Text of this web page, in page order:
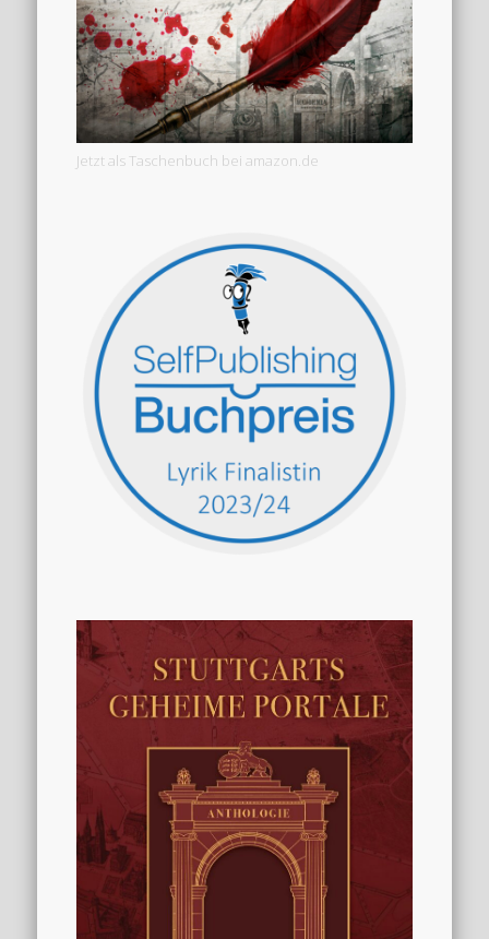
Jetzt als Taschenbuch bei amazon.de